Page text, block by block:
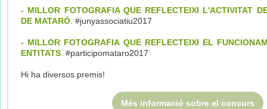
- MILLOR FOTOGRAFIA QUE REFLECTEIXI L'ACTIVITAT
DE MATARÓ. #junyassociatiu2017
- MILLOR FOTOGRAFIA QUE REFLECTEIXI EL
ENTITATS. #participomataro2017
Hi ha diversos premis!
Més informació sobre el concurs